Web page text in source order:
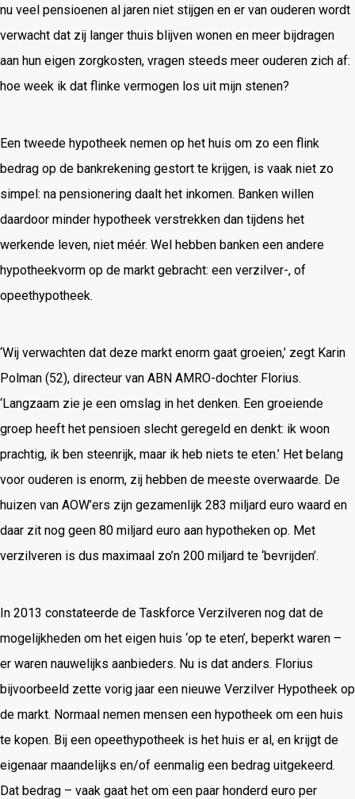
nu veel pensioenen al jaren niet stijgen en er van ouderen wordt
verwacht dat zij langer thuis blijven wonen en meer bijdragen
aan hun eigen zorgkosten, vragen steeds meer ouderen zich af:
hoe week ik dat flinke vermogen los uit mijn stenen?
Een tweede hypotheek nemen op het huis om zo een flink
bedrag op de bankrekening gestort te krijgen, is vaak niet zo
simpel: na pensionering daalt het inkomen. Banken willen
daardoor minder hypotheek verstrekken dan tijdens het
werkende leven, niet méér. Wel hebben banken een andere
hypotheekvorm op de markt gebracht: een verzilver-, of
opeethypotheek.
‘Wij verwachten dat deze markt enorm gaat groeien,’ zegt Karin
Polman (52), directeur van ABN AMRO-dochter Florius.
‘Langzaam zie je een omslag in het denken. Een groeiende
groep heeft het pensioen slecht geregeld en denkt: ik woon
prachtig, ik ben steenrijk, maar ik heb niets te eten.’ Het belang
voor ouderen is enorm, zij hebben de meeste overwaarde. De
huizen van AOW’ers zijn gezamenlijk 283 miljard euro waard en
daar zit nog geen 80 miljard euro aan hypotheken op. Met
verzilveren is dus maximaal zo’n 200 miljard te ‘bevrijden’.
In 2013 constateerde de Taskforce Verzilveren nog dat de
mogelijkheden om het eigen huis ‘op te eten’, beperkt waren –
er waren nauwelijks aanbieders. Nu is dat anders. Florius
bijvoorbeeld zette vorig jaar een nieuwe Verzilver Hypotheek op
de markt. Normaal nemen mensen een hypotheek om een huis
te kopen. Bij een opeethypotheek is het huis er al, en krijgt de
eigenaar maandelijks en/of eenmalig een bedrag uitgekeerd.
Dat bedrag – vaak gaat het om een paar honderd euro per